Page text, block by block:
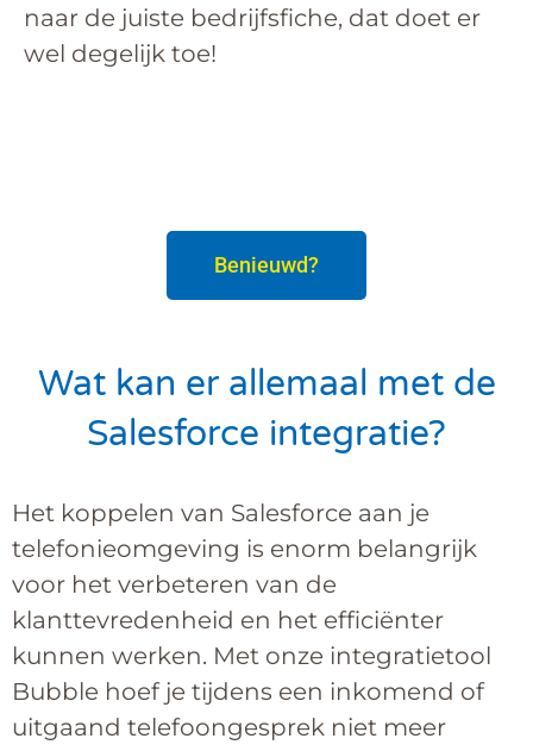
naar de juiste bedrijfsfiche, dat doet er
wel degelijk toe!
Benieuwd?
Wat kan er allemaal met de
Salesforce integratie?
Het koppelen van Salesforce aan je
telefonieomgeving is enorm belangrijk
voor het verbeteren van de
klanttevredenheid en het efficiënter
kunnen werken. Met onze integratietool
Bubble hoef je tijdens een inkomend of
uitgaand telefoongesprek niet meer